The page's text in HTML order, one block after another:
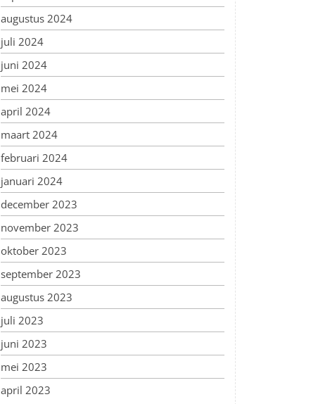
augustus 2024
juli 2024
juni 2024
mei 2024
april 2024
maart 2024
februari 2024
januari 2024
december 2023
november 2023
oktober 2023
september 2023
augustus 2023
juli 2023
juni 2023
mei 2023
april 2023